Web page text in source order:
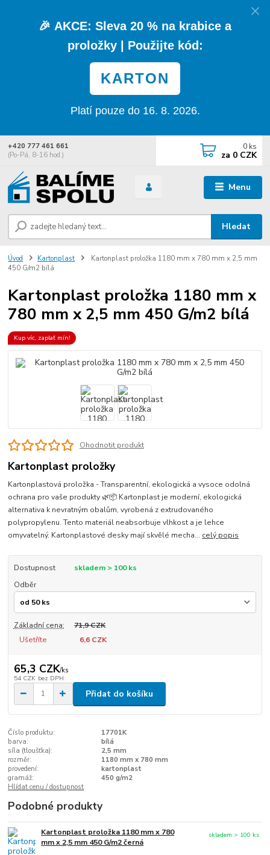
🎉 AKCE: Sleva 20 % na krabice a
proložky| Použijte kód:
KARTON
Platí pouze do 16. 8. 2026.
Menu
Hledat
+420 777 461 661
(Po-Pá, 8-16 hod.)
0 ks
za 0 CZK
Úvod Kartonplast
Kartonplast proložka 1180 mm x 780 mm x 2,5 mm
450 G/m2 bílá
Kartonplast proložka 1180 mm x
780 mm x 2,5 mm 450 G/m2 bílá
Kup víc, zaplať mín!
Ohodnotit produkt
Kartonplast proložky
Kartonplastová proložka - Transparentní, ekologická a vysoce odolná
ochrana pro vaše produkty 🌿📦 Kartonplast je moderní, ekologická
alternativa k nevratným obalům, vyrobená z extrudovaného
polypropylenu. Tento materiál neabsorbuje vlhkost a je lehce
omyvatelný. Kartonplastové desky mají skvělé mecha... celý popis
Dostupnost
skladem > 100 ks
Odběr
Základní cena:
71,9 CZK
Ušetříte
6,6 CZK
65,3 CZK/ks
54 CZK bez DPH
Přidat do košíku
Číslo produktu:
17701K
barva:
bílá
síla (tloušťka):
2,5 mm
rozměr:
1180 mm x 780 mm
provedení:
kartonplast
gramáž:
450 g/m2
Hlídat cenu / dostupnost
Podobné produkty
Kartonplast proložka 1180 mm x 780
mm x 2,5 mm 450 G/m2 černá
skladem > 100 ks